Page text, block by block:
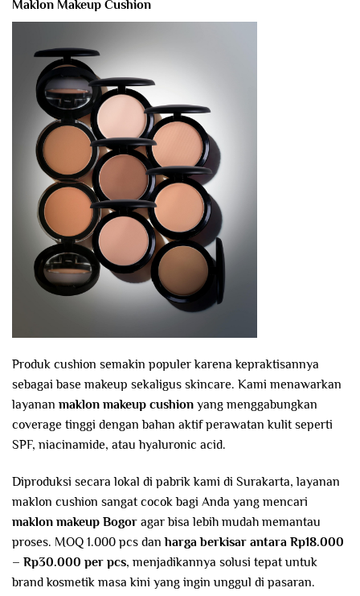
Maklon Makeup Cushion
Produk cushion semakin populer karena kepraktisannya
sebagai base makeup sekaligus skincare. Kami menawarkan
layanan maklon makeup cushion yang menggabungkan
coverage tinggi dengan bahan aktif perawatan kulit seperti
SPF, niacinamide, atau hyaluronic acid.
Diproduksi secara lokal di pabrik kami di Surakarta, layanan
maklon cushion sangat cocok bagi Anda yang mencari
maklon makeup Bogor agar bisa lebih mudah memantau
proses. MOQ 1.000 pcs danharga berkisar antara Rp18.000
– Rp30.000 per pcs, menjadikannya solusi tepat untuk
brand kosmetik masa kini yang ingin unggul di pasaran.